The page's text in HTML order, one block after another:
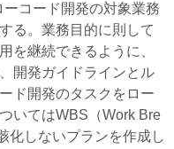
コード開発の対象業務
る。業務目的に則して
を継続できるように、
開発ガイドラインとル
ド開発のタスクをロー
いてはWBS（Work Bre
化しないプランを作成し